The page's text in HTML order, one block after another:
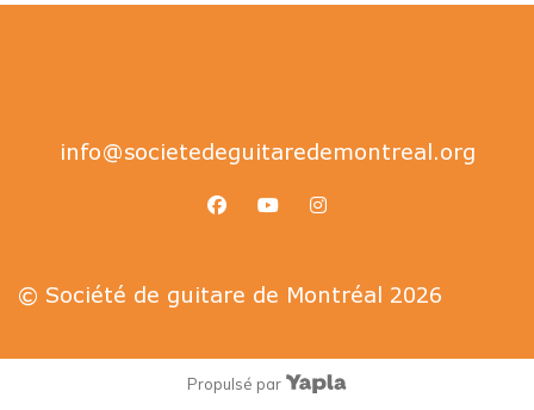
info@societedeguitaredemontreal.org
facebookyoutubeinstagram
© Société de guitare de Montréal 2026
Propulsé par